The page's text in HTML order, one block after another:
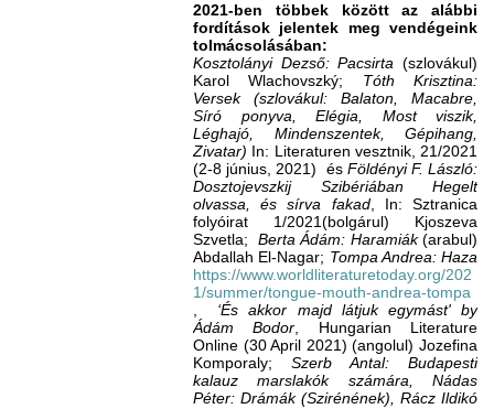
2021-ben többek között az alábbi
fordítások jelentek meg vendégeink
tolmácsolásában:
Kosztolányi Dezső: Pacsirta (szlovákul)
Karol Wlachovszký; Tóth Krisztina:
Versek (szlovákul: Balaton, Macabre,
Síró ponyva, Elégia, Most viszik,
Léghajó, Mindenszentek, Gépihang,
Zivatar) In: Literaturen vesztnik, 21/2021
(2-8 június, 2021) és Földényi F. László:
Dosztojevszkij Szibériában Hegelt
olvassa, és sírva fakad, In: Sztranica
folyóirat 1/2021(bolgárul) Kjoszeva
Szvetla; Berta Ádám: Haramiák(arabul)
Abdallah El-Nagar; Tompa Andrea: Haza
https://www.worldliteraturetoday.org/202
1/summer/tongue-mouth-andrea-tompa
‘És akkor majd látjuk egymást' by
Ádám Bodor , Hungarian Literature
Online (30 April 2021) (angolul) Jozefina
Komporaly; Szerb Antal: Budapesti
kalauz marslakók számára, Nádas
Péter: Drámák (Szirénének), Rácz Ildikó